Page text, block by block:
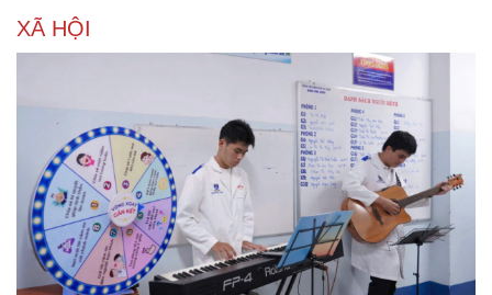
XÃ HỘI